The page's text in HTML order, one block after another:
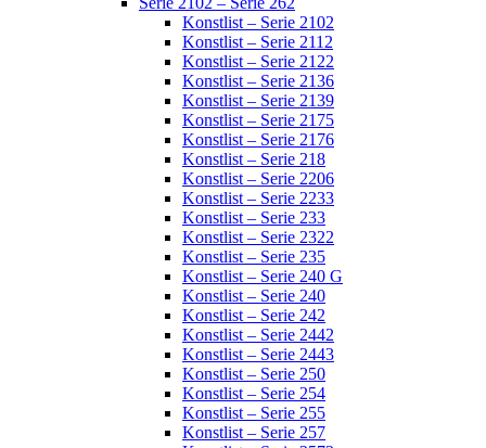
Konstlist – Serie 2102
Konstlist – Serie 2112
Konstlist – Serie 2122
Konstlist – Serie 2136
Konstlist – Serie 2139
Konstlist – Serie 2175
Konstlist – Serie 2176
Konstlist – Serie 218
Konstlist – Serie 2206
Konstlist – Serie 2233
Konstlist – Serie 233
Konstlist – Serie 2322
Konstlist – Serie 235
Konstlist – Serie 240 G
Konstlist – Serie 240
Konstlist – Serie 242
Konstlist – Serie 2442
Konstlist – Serie 2443
Konstlist – Serie 250
Konstlist – Serie 254
Konstlist – Serie 255
Konstlist – Serie 257